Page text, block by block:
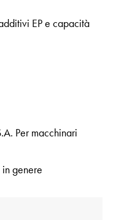
EP e capacità
Per macchinari
in genere